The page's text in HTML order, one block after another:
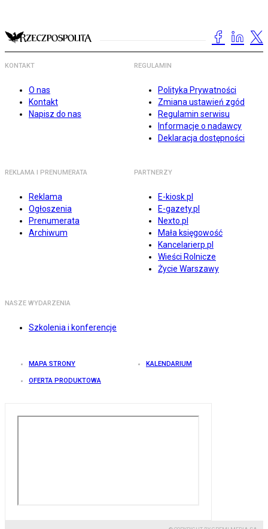
KONTAKT
O nas
Kontakt
Napisz do nas
REGULAMIN
Polityka Prywatności
Zmiana ustawień zgód
Regulamin serwisu
Informacje o nadawcy
Deklaracja dostępności
REKLAMA I PRENUMERATA
Reklama
Ogłoszenia
Prenumerata
Archiwum
PARTNERZY
E-kiosk.pl
E-gazety.pl
Nexto.pl
Mała księgowość
Kancelarierp.pl
Wieści Rolnicze
Życie Warszawy
NASZE WYDARZENIA
Szkolenia i konferencje
MAPA STRONY KALENDARIUM
OFERTA PRODUKTOWA